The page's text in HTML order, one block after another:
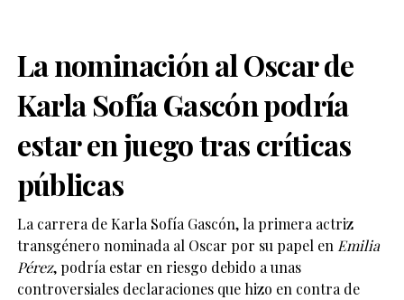
La nominación al Oscar de
Karla Sofía Gascón podría
estar en juego tras críticas
públicas
La carrera de Karla Sofía Gascón, la primera actriz
transgénero nominada al Oscar por su papel en Emilia
Pérez, podría estar en riesgo debido a unas
controversiales declaraciones que hizo en contra de